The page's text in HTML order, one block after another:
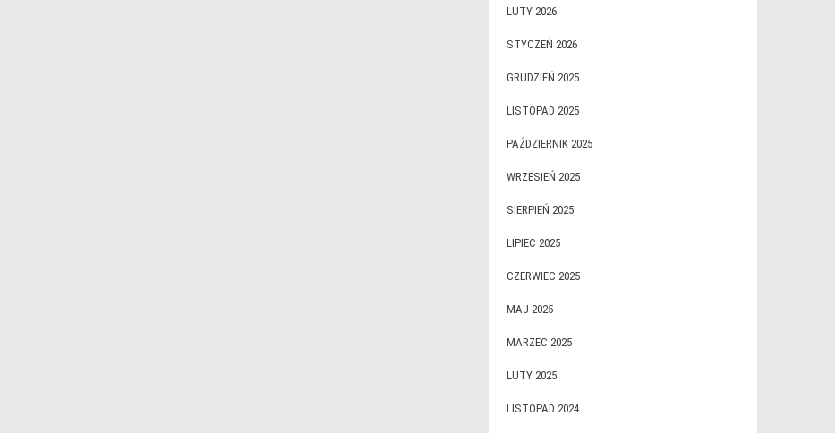
LUTY 2026
STYCZEŃ 2026
GRUDZIEŃ 2025
LISTOPAD 2025
PAŹDZIERNIK 2025
WRZESIEŃ 2025
SIERPIEŃ 2025
LIPIEC 2025
CZERWIEC 2025
MAJ 2025
MARZEC 2025
LUTY 2025
LISTOPAD 2024